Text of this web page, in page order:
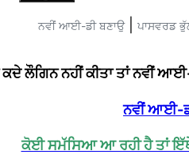
ਨਵੀਂ ਆਈ-ਡੀ ਬਣਾਉ| ਪਾਸਵਰਡ
ਲੌਗਿਨ ਨਹੀਂ ਕੀਤਾ ਤਾਂ ਨਵੀਂ
ਨਵੀਂ ਆਈ-
ਕੋਈ ਸਮੱਸਿਆ ਆ ਰਹੀ ਹੈ ਤਾਂ